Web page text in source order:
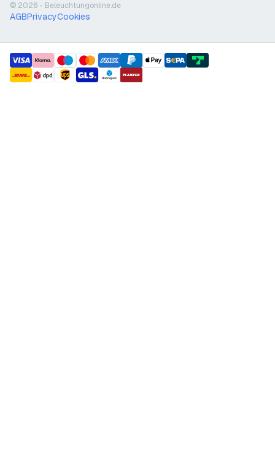
© 2026 - Beleuchtungonline.de
AGBPrivacyCookies
payment methods
shipment methods